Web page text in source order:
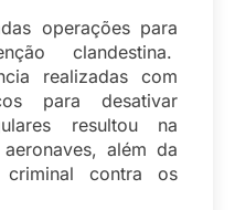
operações para
clandestina.
realizadas com
para desativar
resultou na
além da
contra os